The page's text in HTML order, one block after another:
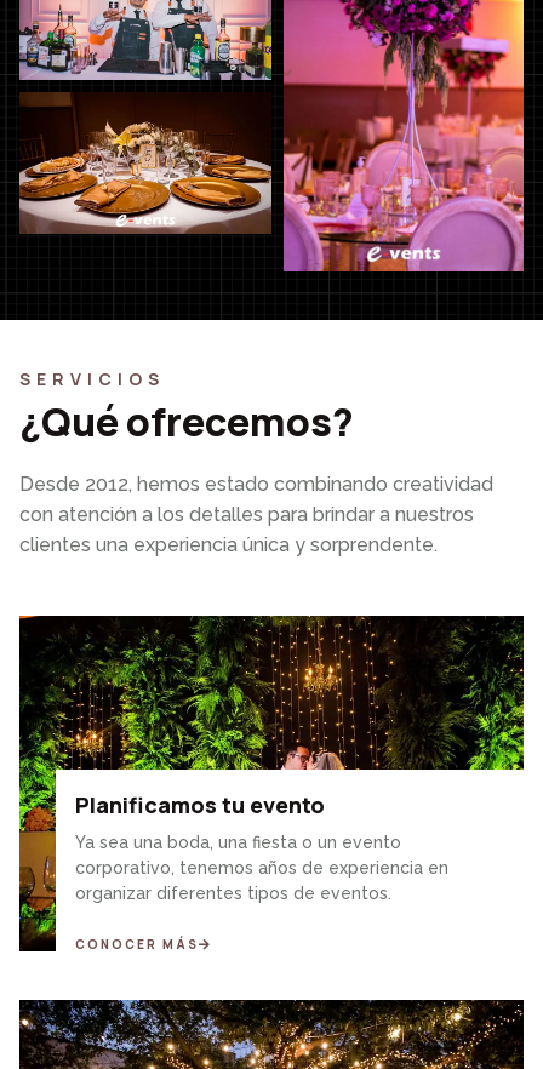
SERVICIOS
¿Qué ofrecemos?
Desde 2012, hemos estado combinando creatividad
con atención a los detalles para brindar a nuestros
clientes una experiencia única y sorprendente.
Planificamos tu evento
Ya sea una boda, una fiesta o un evento
corporativo, tenemos años de experiencia en
organizar diferentes tipos de eventos.
CONOCER MÁS